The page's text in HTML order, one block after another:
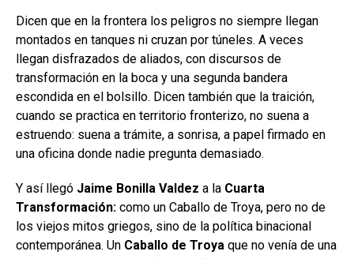
Dicen que en la frontera los peligros no siempre llegan
montados en tanques ni cruzan por túneles. A veces
llegan disfrazados de aliados, con discursos de
transformación en la boca y una segunda bandera
escondida en el bolsillo. Dicen también que la traición,
cuando se practica en territorio fronterizo, no suena a
estruendo: suena a trámite, a sonrisa, a papel firmado en
una oficina donde nadie pregunta demasiado.
Y así llegó Jaime Bonilla Valdez a la Cuarta
Transformación: como un Caballo de Troya, pero no de
los viejos mitos griegos, sino de la política binacional
contemporánea. Un Caballo de Troya que no venía de una